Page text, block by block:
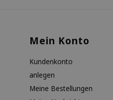
Mein Konto
Kundenkonto
anlegen
Meine Bestellungen